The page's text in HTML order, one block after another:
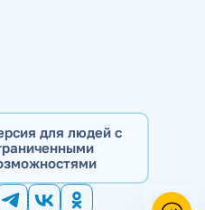
для людей с